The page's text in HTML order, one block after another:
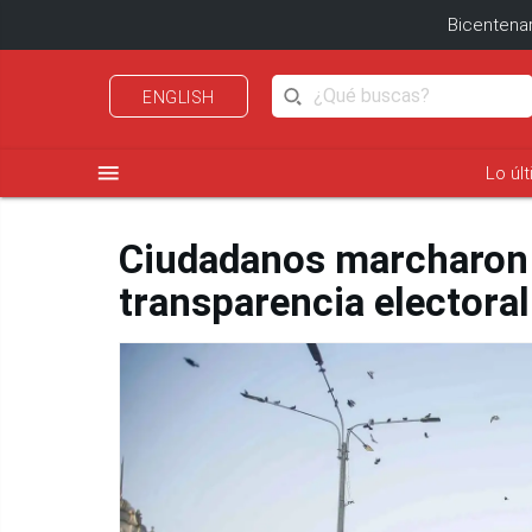
ENGLISH
menu Lo
Ciudadanos
transparencia electoral